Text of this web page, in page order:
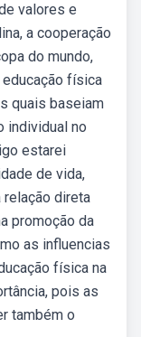
valores e
a cooperação
do mundo,
educação física
quais baseiam
individual no
estarei
de vida,
relação direta
promoção da
as influencias
física na
pois as
também o